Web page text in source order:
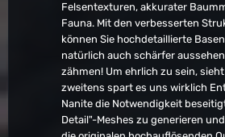
Felsentexturen, akkurater
Fauna. Mit den verbesserten
können Sie hochdetaillierte
natürlich auch schärfer
zähmen! Um ehrlich zu sein,
zweitens spart es uns wirklich
Nanite die Notwendigkeit
Detail"-Meshes zu generieren